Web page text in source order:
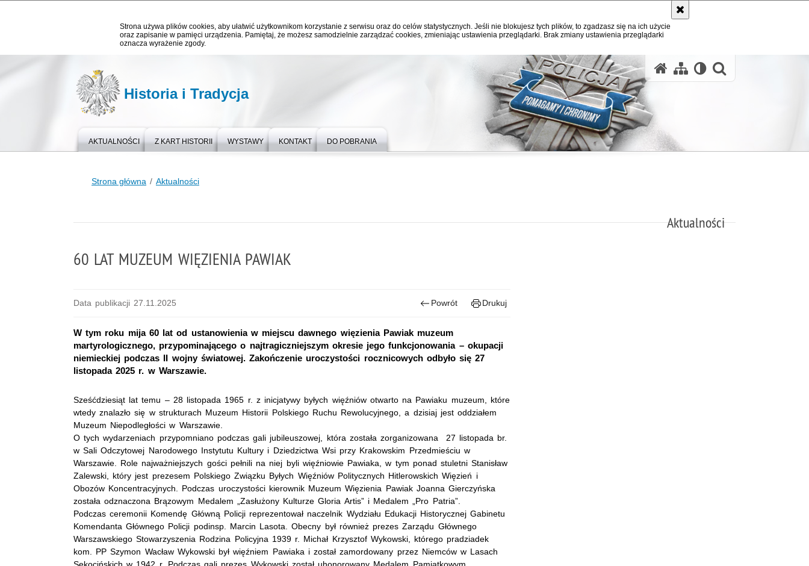
Strona używa plików cookies, aby ułatwić użytkownikom korzystanie z serwisu oraz do celów statystycznych. Jeśli nie blokujesz tych plików, to zgadzasz się na ich użycie
oraz zapisanie w pamięci urządzenia. Pamiętaj, że możesz samodzielnie zarządzać cookies, zmieniając ustawienia przeglądarki. Brak zmiany ustawienia przeglądarki
oznacza wyrażenie zgody.
Historia i Tradycja
AKTUALNOŚCI Z KART HISTORII WYSTAWY KONTAKT DO POBRANIA
Strona główna Aktualności
Aktualności
60 LAT MUZEUM WIĘZIENIA PAWIAK
Data publikacji 27.11.2025 Powrót Drukuj
W tym roku mija 60 lat od ustanowienia w miejscu dawnego więzienia Pawiak muzeum
martyrologicznego, przypominającego o najtragiczniejszym okresie jego funkcjonowania – okupacji
niemieckiej podczas II wojny światowej. Zakończenie uroczystości rocznicowych odbyło się 27
listopada 2025 r. w Warszawie.
Sześćdziesiąt lat temu – 28 listopada 1965 r. z inicjatywy byłych więźniów otwarto na Pawiaku muzeum, które
wtedy znalazło się w strukturach Muzeum Historii Polskiego Ruchu Rewolucyjnego, a dzisiaj jest oddziałem
Muzeum Niepodległości w Warszawie.
O tych wydarzeniach przypomniano podczas gali jubileuszowej, która została zorganizowana 27 listopada br.
w Sali Odczytowej Narodowego Instytutu Kultury i Dziedzictwa Wsi przy Krakowskim Przedmieściu w
Warszawie. Role najważniejszych gości pełnili na niej byli więźniowie Pawiaka, w tym ponad stuletni Stanisław
Zalewski, który jest prezesem Polskiego Związku Byłych Więźniów Politycznych Hitlerowskich Więzień i
Obozów Koncentracyjnych. Podczas uroczystości kierownik Muzeum Więzienia Pawiak Joanna Gierczyńska
została odznaczona Brązowym Medalem „Zasłużony Kulturze Gloria Artis” i Medalem „Pro Patria”.
Podczas ceremonii Komendę Główną Policji reprezentował naczelnik Wydziału Edukacji Historycznej Gabinetu
Komendanta Głównego Policji podinsp. Marcin Lasota. Obecny był również prezes Zarządu Głównego
Warszawskiego Stowarzyszenia Rodzina Policyjna 1939 r. Michał Krzysztof Wykowski, którego pradziadek
kom. PP Szymon Wacław Wykowski był więźniem Pawiaka i został zamordowany przez Niemców w Lasach